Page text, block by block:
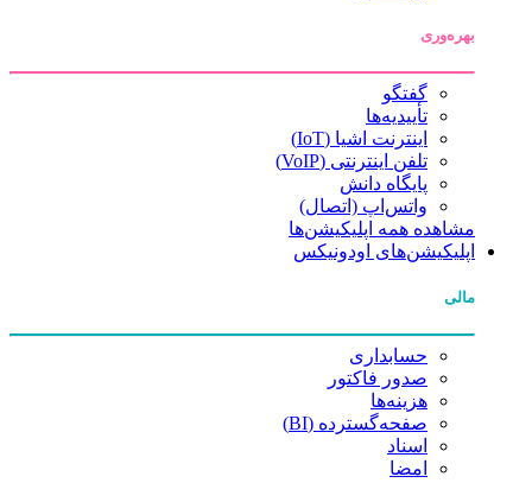
بهره‌وری
گفتگو
تأییدیه‌ها
اینترنت اشیا (IoT)
تلفن اینترنتی (VoIP)
پایگاه دانش
واتس‌اپ (اتصال)
مشاهده همه اپلیکیشن‌ها
اپلیکیشن‌های اودونیکس
مالی
حسابداری
صدور فاکتور
هزینه‌ها
صفحه‌گسترده (BI)
اسناد
امضا